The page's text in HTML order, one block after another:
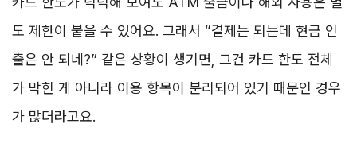
도 제한이 붙을 수 있어요. 그래서 “결제는 되는데 현금 인
출은 안 되네?” 같은 상황이 생기면, 그건 카드 한도 전체
가 막힌 게 아니라 이용 항목이 분리되어 있기 때문인 경우
가 많더라고요.